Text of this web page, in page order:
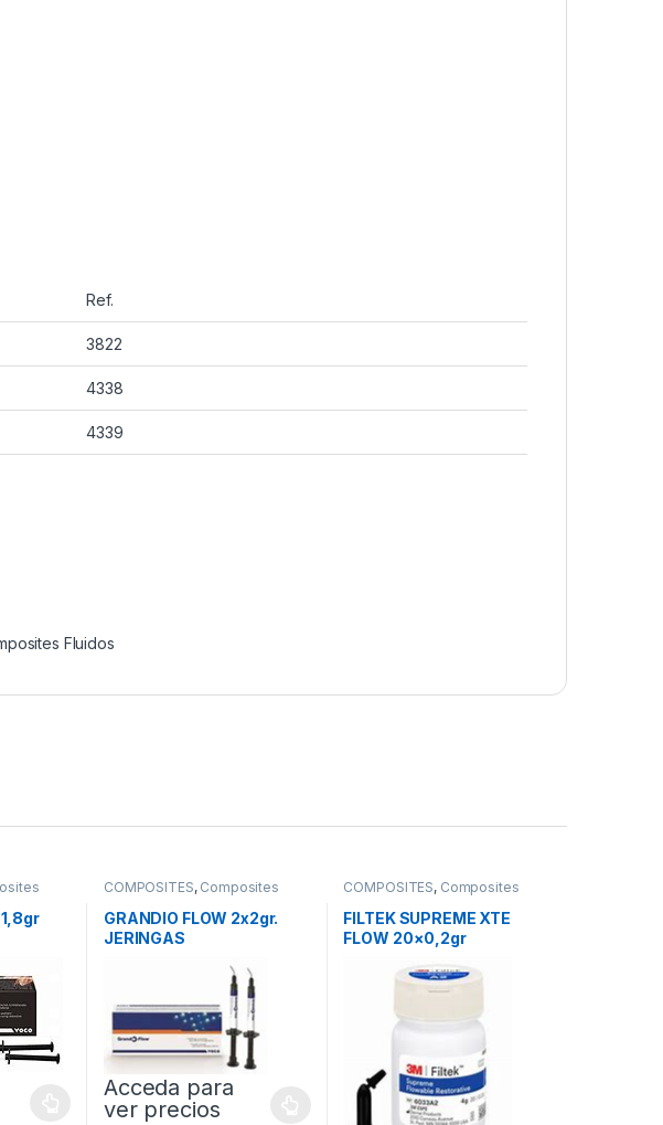
Ref.
3822
4338
4339
Fluidos
COMPOSITES, Composites
GRANDIO FLOW 2x2gr.
JERINGAS
Acceda para
ver precios
COMPOSITES, Composites
FILTEK SUPREME XTE
FLOW 20×0,2gr